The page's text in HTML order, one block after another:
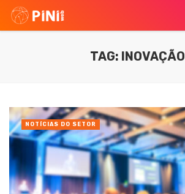
TAG: INOVAÇÃO
NOTÍCIAS DO SETOR